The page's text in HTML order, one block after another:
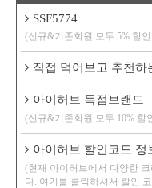
SSF5774
(신규&기존회원 모두 5% 할
직접 먹어보고 추천하
아이허브 독점브랜드
(신규&기존회원 모두 10% 할
아이허브 할인코드 정
(현재 아이허브에서 다양한
다. 여기를 클릭하셔서 할인